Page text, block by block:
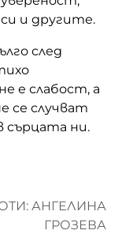
и другите.
след
е слабост, а
се случват
ни.
АНГЕЛИНА
ГРОЗЕВА